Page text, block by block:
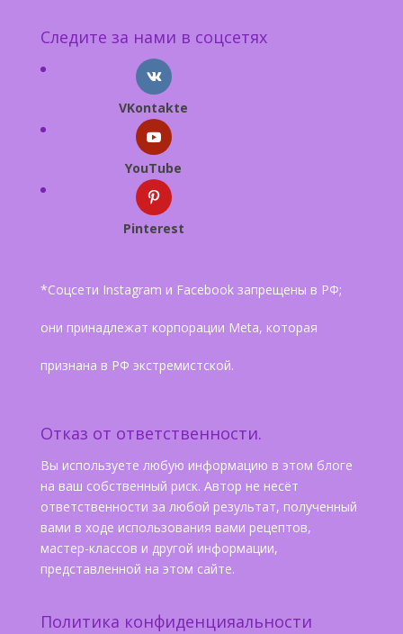
Следите за нами в соцсетях
VKontakte
YouTube
Pinterest
*Соцсети Instagram и Facebook запрещены в РФ;
они принадлежат корпорации Meta, которая
признана в РФ экстремистской.
Отказ от ответственности.
Вы используете любую информацию в этом блоге
на ваш собственный риск. Автор не несёт
ответственности за любой результат, полученный
вами в ходе использования вами рецептов,
мастер-классов и другой информации,
представленной на этом сайте.
Политика конфиденцияальности